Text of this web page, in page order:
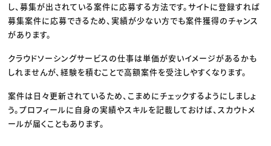
し、募集が出されている案件に応募する方法です。サイトに登録すれば
募集案件に応募できるため、実績が少ない方でも案件獲得のチャンス
があります。
クラウドソーシングサービスの仕事は単価が安いイメージがあるかも
しれませんが、経験を積むことで高額案件を受注しやすくなります。
案件は日々更新されているため、こまめにチェックするようにしましょ
う。プロフィールに自身の実績やスキルを記載しておけば、スカウトメ
ールが届くこともあります。